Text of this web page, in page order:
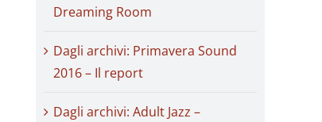
Dreaming Room
Dagli archivi: Primavera Sound
2016 – Il report
Dagli archivi: Adult Jazz –